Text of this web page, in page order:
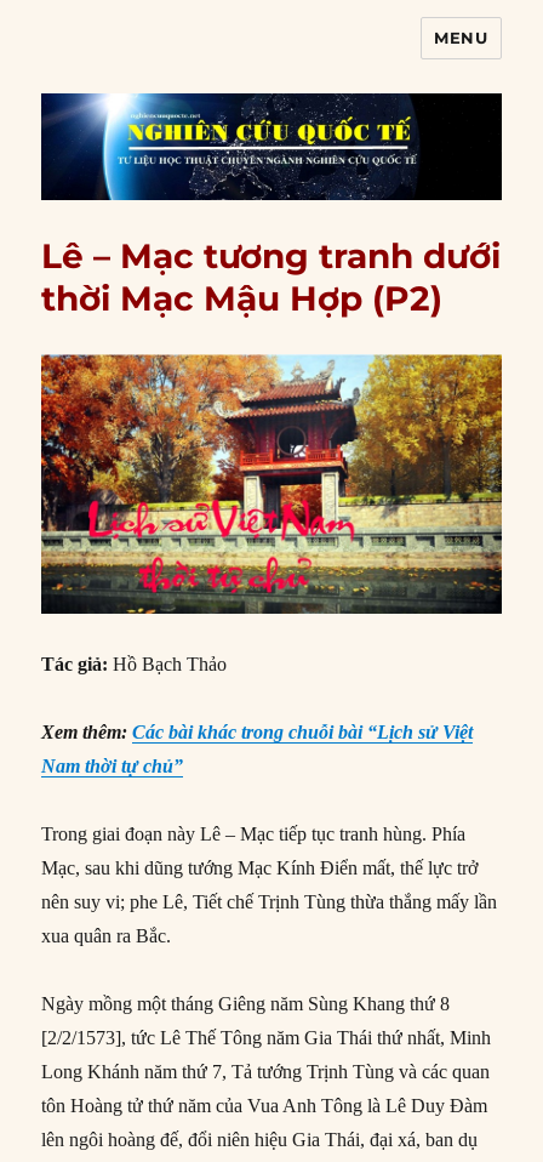
MENU
Lê – Mạc tương tranh dưới
thời Mạc Mậu Hợp (P2)
Tác giả: Hồ Bạch Thảo
Xem thêm:Các bài khác trong chuỗi bài “Lịch sử Việt
Nam thời tự chủ”
Trong giai đoạn này Lê – Mạc tiếp tục tranh hùng. Phía
Mạc, sau khi dũng tướng Mạc Kính Điển mất, thế lực trở
nên suy vi; phe Lê, Tiết chế Trịnh Tùng thừa thắng mấy lần
xua quân ra Bắc.
Ngày mồng một tháng Giêng năm Sùng Khang thứ 8
[2/2/1573], tức Lê Thế Tông năm Gia Thái thứ nhất, Minh
Long Khánh năm thứ 7, Tả tướng Trịnh Tùng và các quan
tôn Hoàng tử thứ năm của Vua Anh Tông là Lê Duy Đàm
lên ngôi hoàng đế, đổi niên hiệu Gia Thái, đại xá, ban dụ